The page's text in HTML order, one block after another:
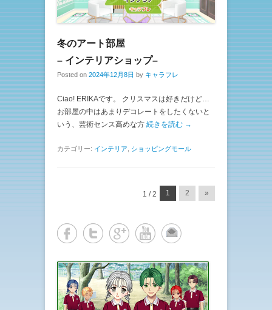
冬のアート部屋
– インテリアショップ–
Posted on 2024年12月8日 by キャラフレ
Ciao! ERIKAです。 クリスマスは好きだけど…
お部屋の中はあまりデコレートをしたくないと
いう、芸術センス高めな方 続きを読む →
カテゴリー: インテリア ショッピングモール
1 / 2 1 2 »